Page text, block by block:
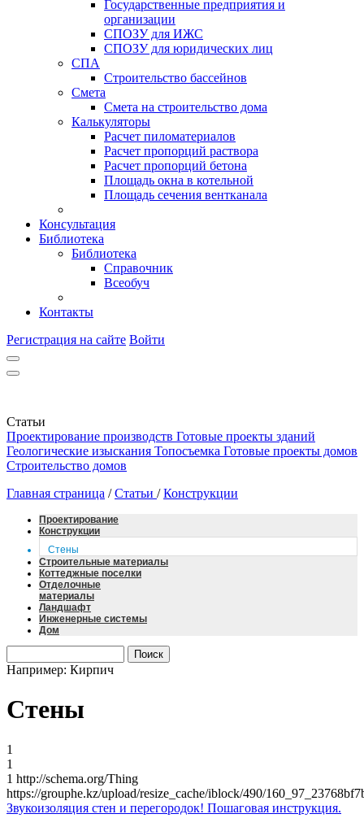
Государственные предприятия и
организации
СПОЗУ для ИЖС
СПОЗУ для юридических лиц
СПА
Строительство бассейнов
Смета
Смета на строительство дома
Калькуляторы
Расчет пиломатериалов
Расчет пропорций раствора
Расчет пропорций бетона
Площадь окна в котельной
Площадь сечения вентканала
Консультация
Библиотека
Библиотека
Справочник
Всеобуч
Контакты
Регистрация на сайте Войти
Статьи
Проектирование производств Готовые проекты зданий
Геологические изыскания Топосъемка Готовые проекты домов
Строительство домов
Главная страница / Статьи / Конструкции
Проектирование
Конструкции
Стены
Строительные материалы
Коттеджные поселки
Отделочные
материалы
Ландшафт
Инженерные системы
Дом
Например: Кирпич
Стены
1
1
1 http://schema.org/Thing
https://grouphe.kz/upload/resize_cache/iblock/490/
Звукоизоляция стен и перегородок! Пошаговая инструкция.